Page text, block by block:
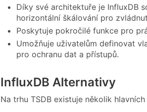
Díky své architektuře je InfluxDB
horizontální škálování pro
Poskytuje pokročilé funkce pro
Umožňuje uživatelům definovat
pro ochranu dat a přístupů.
InfluxDB Alternativy
Na trhu TSDB existuje několik